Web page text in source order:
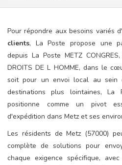
Pour répondre aux besoins variés d'
clients, La Poste propose une
depuis La Poste METZ
DROITS DE L HOMME, dans le
soit pour un envoi local au sein
destinations plus lointaines, La
positionne comme un pivot
d'expédition dans Metz et ses
Les résidents de Metz (57000)
complète de solutions pour
chaque exigence spécifique,